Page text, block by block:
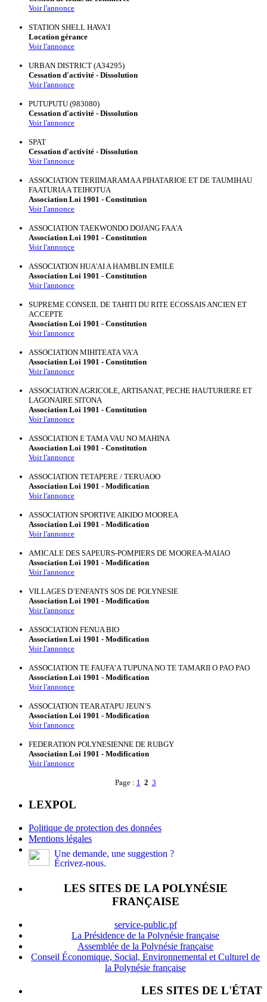
Voir l'annonce
STATION SHELL HAVA’I
Location gérance
Voir l'annonce
URBAN DISTRICT (A34295)
Cessation d'activité - Dissolution
Voir l'annonce
PUTUPUTU (983080)
Cessation d'activité - Dissolution
Voir l'annonce
SPAT
Cessation d'activité - Dissolution
Voir l'annonce
ASSOCIATION TERIIMARAMA A PIHATARIOE ET DE TAUMIHAU
FAATURIA A TEIHOTUA
Association Loi 1901 - Constitution
Voir l'annonce
ASSOCIATION TAEKWONDO DOJANG FAA'A
Association Loi 1901 - Constitution
Voir l'annonce
ASSOCIATION HUA'AI A HAMBLIN EMILE
Association Loi 1901 - Constitution
Voir l'annonce
SUPREME CONSEIL DE TAHITI DU RITE ECOSSAIS ANCIEN ET
ACCEPTE
Association Loi 1901 - Constitution
Voir l'annonce
ASSOCIATION MIHITEATA VA'A
Association Loi 1901 - Constitution
Voir l'annonce
ASSOCIATION AGRICOLE, ARTISANAT, PECHE HAUTURIERE ET
LAGONAIRE SITONA
Association Loi 1901 - Constitution
Voir l'annonce
ASSOCIATION E TAMA VAU NO MAHINA
Association Loi 1901 - Constitution
Voir l'annonce
ASSOCIATION TETAPERE / TERUAOO
Association Loi 1901 - Modification
Voir l'annonce
ASSOCIATION SPORTIVE AIKIDO MOOREA
Association Loi 1901 - Modification
Voir l'annonce
AMICALE DES SAPEURS-POMPIERS DE MOOREA-MAIAO
Association Loi 1901 - Modification
Voir l'annonce
VILLAGES D’ENFANTS SOS DE POLYNESIE
Association Loi 1901 - Modification
Voir l'annonce
ASSOCIATION FENUA BIO
Association Loi 1901 - Modification
Voir l'annonce
ASSOCIATION TE FAUFA’A TUPUNA NO TE TAMARII O PAO PAO
Association Loi 1901 - Modification
Voir l'annonce
ASSOCIATION TEARATAPU JEUN’S
Association Loi 1901 - Modification
Voir l'annonce
FEDERATION POLYNESIENNE DE RUBGY
Association Loi 1901 - Modification
Voir l'annonce
Page : 1 2 3
LEXPOL
Politique de protection des données
Mentions légales
Une demande, une suggestion ?
Écrivez-nous.
LES SITES DE LA POLYNÉSIE
FRANÇAISE
service-public.pf
La Présidence de la Polynésie française
Assemblée de la Polynésie française
Conseil Économique, Social, Environnemental et Culturel de
la Polynésie française
LES SITES DE L'ÉTAT